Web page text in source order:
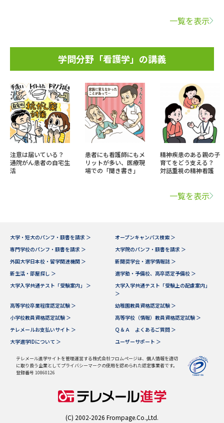
一覧を表示
学問分野「看護学」の講義
注意は届いている？
通院がん患者の自宅生
活
患者にも看護師にもメ
リットが多い、医療現
場での「聞き書き」
精神疾患のある親の子
育てをどう支える？
対話重視の精神看護
一覧を表示
大学・短大のパンフ・願書を請求 ＞
オープンキャンパス検索 ＞
専門学校のパンフ・願書を請求 ＞
大学院のパンフ・願書を請求 ＞
外国大学日本校・留学関連機関 ＞
新聞奨学会・進学情報誌 ＞
新生活・部屋探し ＞
進学塾・予備校、高卒認定予備校 ＞
大学入学共通テスト「受験案内」 ＞
大学入学共通テスト「受験上の配慮案内」
＞
高等学校卒業程度認定試験 ＞
幼稚園教員資格認定試験 ＞
小学校教員資格認定試験 ＞
高等学校（情報）教員資格認定試験 ＞
テレメールお支払いサイト ＞
Ｑ＆Ａ よくあるご質問 ＞
大学進学IDについて ＞
ユーザーサポート ＞
テレメール進学サイトを管理運営する株式会社フロムページは、個人情報を適切
に取り扱う企業としてプライバシーマークの使用を認められた認定事業者です。
登録番号 10860126
(C) 2002-2026 Frompage.Co.,Ltd.